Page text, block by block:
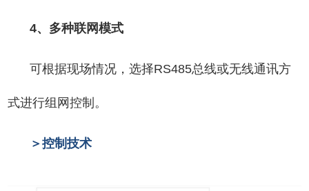
4、多种联网模式
可根据现场情况，选择RS485总线或无线通讯方
式进行组网控制。
＞控制技术